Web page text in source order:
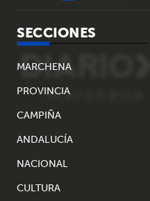
SECCIONES
MARCHENA
PROVINCIA
CAMPIÑA
ANDALUCÍA
NACIONAL
CULTURA